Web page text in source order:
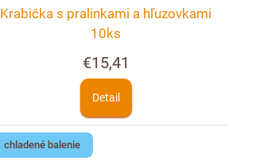
Krabička s pralinkami a hľuzovkami
10ks
€15,41
Detail
chladené balenie